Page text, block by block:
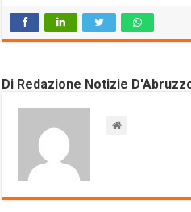
Di Redazione Notizie